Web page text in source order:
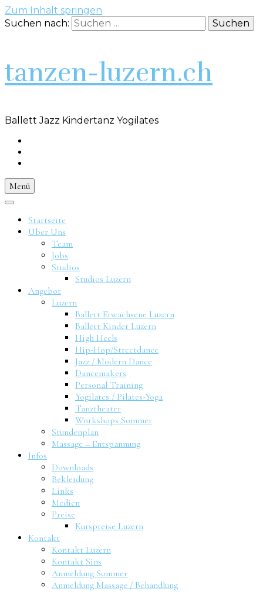
Zum Inhalt springen
Suchen nach:
tanzen-luzern.ch
Ballett Jazz Kindertanz Yogilates
Menü
Startseite
Über Uns
Team
Jobs
Studios
Studios Luzern
Angebot
Luzern
Ballett Erwachsene Luzern
Ballett Kinder Luzern
High Heels
Hip-Hop/Streetdance
Jazz / Modern Dance
Dancemakers
Personal Training
Yogilates / Pilates-Yoga
Tanztheater
Workshops Sommer
Stundenplan
Massage – Entspannung
Infos
Downloads
Bekleidung
Links
Medien
Preise
Kurspreise Luzern
Kontakt
Kontakt Luzern
Kontakt Sins
Anmeldung Sommer
Anmeldung Massage / Behandlung